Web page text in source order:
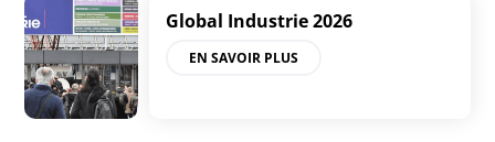
Global Industrie 2026
EN SAVOIR PLUS